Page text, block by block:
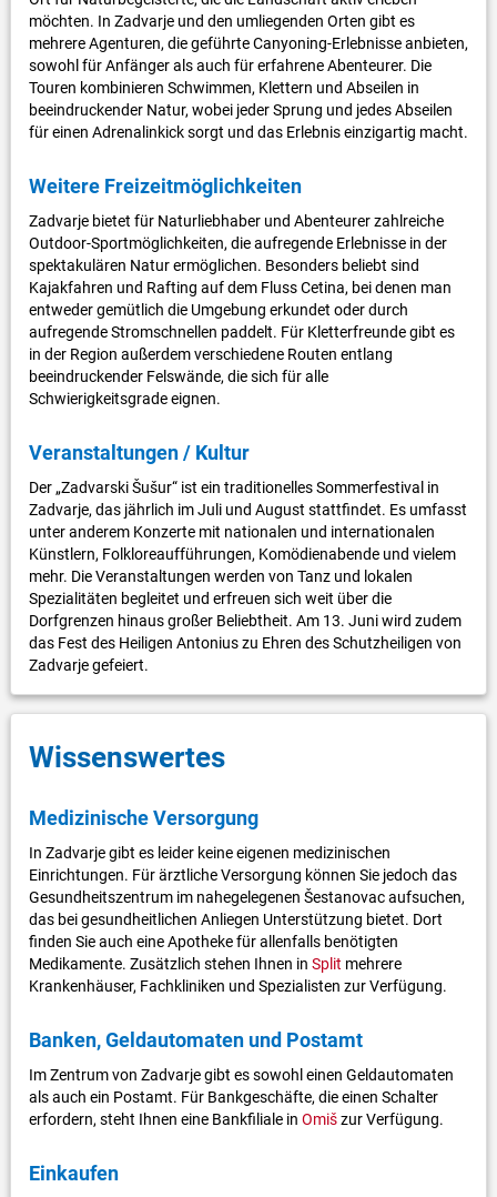
möchten. In Zadvarje und den umliegenden Orten gibt es
mehrere Agenturen, die geführte Canyoning-Erlebnisse anbieten,
sowohl für Anfänger als auch für erfahrene Abenteurer. Die
Touren kombinieren Schwimmen, Klettern und Abseilen in
beeindruckender Natur, wobei jeder Sprung und jedes Abseilen
für einen Adrenalinkick sorgt und das Erlebnis einzigartig macht.
Weitere Freizeitmöglichkeiten
Zadvarje bietet für Naturliebhaber und Abenteurer zahlreiche
Outdoor-Sportmöglichkeiten, die aufregende Erlebnisse in der
spektakulären Natur ermöglichen. Besonders beliebt sind
Kajakfahren und Rafting auf dem Fluss Cetina, bei denen man
entweder gemütlich die Umgebung erkundet oder durch
aufregende Stromschnellen paddelt. Für Kletterfreunde gibt es
in der Region außerdem verschiedene Routen entlang
beeindruckender Felswände, die sich für alle
Schwierigkeitsgrade eignen.
Veranstaltungen / Kultur
Der „Zadvarski Šušur“ ist ein traditionelles Sommerfestival in
Zadvarje, das jährlich im Juli und August stattfindet. Es umfasst
unter anderem Konzerte mit nationalen und internationalen
Künstlern, Folkloreaufführungen, Komödienabende und vielem
mehr. Die Veranstaltungen werden von Tanz und lokalen
Spezialitäten begleitet und erfreuen sich weit über die
Dorfgrenzen hinaus großer Beliebtheit. Am 13. Juni wird zudem
das Fest des Heiligen Antonius zu Ehren des Schutzheiligen von
Zadvarje gefeiert.
Wissenswertes
Medizinische Versorgung
In Zadvarje gibt es leider keine eigenen medizinischen
Einrichtungen. Für ärztliche Versorgung können Sie jedoch das
Gesundheitszentrum im nahegelegenen Šestanovac aufsuchen,
das bei gesundheitlichen Anliegen Unterstützung bietet. Dort
finden Sie auch eine Apotheke für allenfalls benötigten
Medikamente. Zusätzlich stehen Ihnen in Split mehrere
Krankenhäuser, Fachkliniken und Spezialisten zur Verfügung.
Banken, Geldautomaten und Postamt
Im Zentrum von Zadvarje gibt es sowohl einen Geldautomaten
als auch ein Postamt. Für Bankgeschäfte, die einen Schalter
erfordern, steht Ihnen eine Bankfiliale in Omišzur Verfügung.
Einkaufen